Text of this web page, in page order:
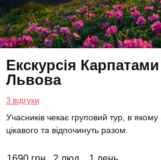
Екскурсія
Львова
3 відгуки
Учасників чекає груповий тур, в
цікавого та відпочинуть разом.